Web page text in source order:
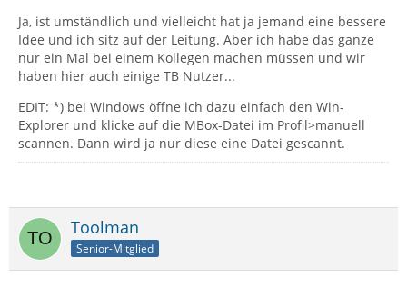
Ja, ist umständlich und vielleicht hat ja jemand eine bessere
Idee und ich sitz auf der Leitung. Aber ich habe das ganze
nur ein Mal bei einem Kollegen machen müssen und wir
haben hier auch einige TB Nutzer...
EDIT: *) bei Windows öffne ich dazu einfach den Win-
Explorer und klicke auf die MBox-Datei im Profil>manuell
scannen. Dann wird ja nur diese eine Datei gescannt.
Toolman
Senior-Mitglied